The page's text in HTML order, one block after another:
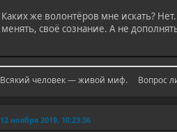
Каких же волонтёров мне искать?
менять, своё сознание. А не
Всякий человек — живой миф. ⠀ Вопрос
12 ноября 2019, 10:23:36